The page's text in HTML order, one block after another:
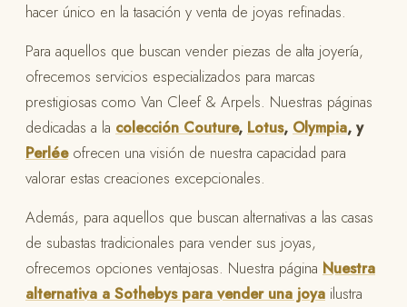
hacer único en la tasación y venta de joyas refinadas.
Para aquellos que buscan vender piezas de alta joyería,
ofrecemos servicios especializados para marcas
prestigiosas como Van Cleef & Arpels. Nuestras páginas
dedicadas a la colección Couture, Lotus, Olympia, y
Perléeofrecen una visión de nuestra capacidad para
valorar estas creaciones excepcionales.
Además, para aquellos que buscan alternativas a las casas
de subastas tradicionales para vender sus joyas,
ofrecemos opciones ventajosas. Nuestra página Nuestra
alternativa a Sothebys para vender una joya ilustra